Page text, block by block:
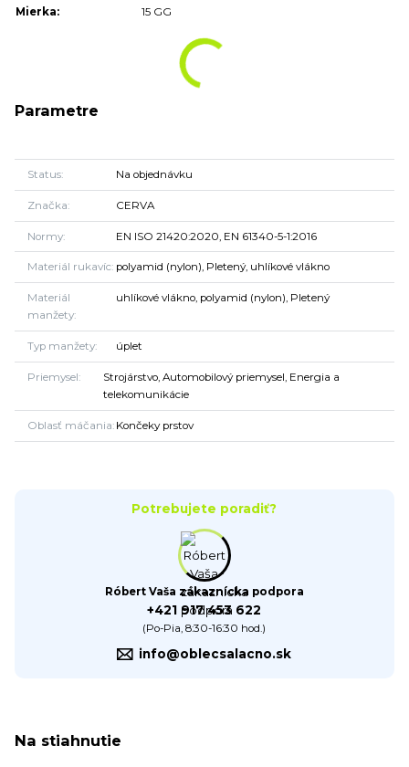
Mierka: 15 GG
Parametre
Status Na objednávku
Značka CERVA
Normy EN ISO 21420:2020, EN 61340-5-1:2016
Materiál rukavíc polyamid (nylon), Pletený, uhlíkové vlákno
Materiál
manžety
uhlíkové vlákno, polyamid (nylon), Pletený
Typ manžety úplet
Priemysel
Strojárstvo, Automobilový priemysel, Energia a
telekomunikácie
Oblasť máčania Končeky prstov
Potrebujete poradiť?
Róbert Vaša zákaznícka podpora
+421 917 453 622
(Po-Pia, 8:30-16:30 hod.)
info@oblecsalacno.sk
Na stiahnutie